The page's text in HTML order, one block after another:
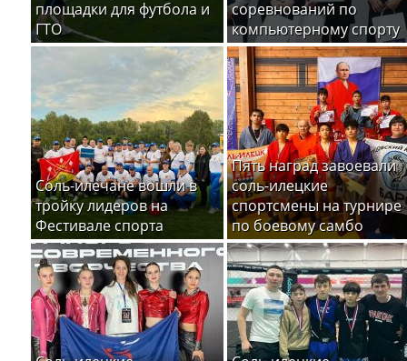
площадки для футбола и
ГТО
соревнований по
компьютерному спорту
Соль-илечане вошли в
тройку лидеров на
Фестивале спорта
Пять наград завоевали
соль-илецкие
спортсмены на турнире
по боевому самбо